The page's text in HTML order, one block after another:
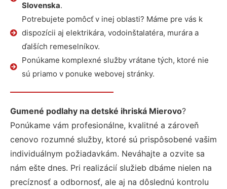
Slovenska.
Potrebujete pomôcť v inej oblasti? Máme pre vás k
dispozícii aj elektrikára, vodoinštalatéra, murára a
ďalších remeselníkov.
Ponúkame komplexné služby vrátane tých, ktoré nie
sú priamo v ponuke webovej stránky.
Gumené podlahy na detské ihriská Mierovo?
Ponúkame vám profesionálne, kvalitné a zároveň
cenovo rozumné služby, ktoré sú prispôsobené vašim
individuálnym požiadavkám. Neváhajte a ozvite sa
nám ešte dnes. Pri realizácií služieb dbáme nielen na
precíznosť a odbornosť, ale aj na dôslednú kontrolu